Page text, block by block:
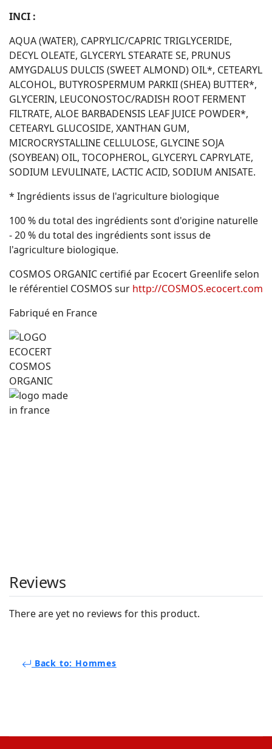
INCI :
AQUA (WATER), CAPRYLIC/CAPRIC TRIGLYCERIDE,
DECYL OLEATE, GLYCERYL STEARATE SE, PRUNUS
AMYGDALUS DULCIS (SWEET ALMOND) OIL*, CETEARYL
ALCOHOL, BUTYROSPERMUM PARKII (SHEA) BUTTER*,
GLYCERIN, LEUCONOSTOC/RADISH ROOT FERMENT
FILTRATE, ALOE BARBADENSIS LEAF JUICE POWDER*,
CETEARYL GLUCOSIDE, XANTHAN GUM,
MICROCRYSTALLINE CELLULOSE, GLYCINE SOJA
(SOYBEAN) OIL, TOCOPHEROL, GLYCERYL CAPRYLATE,
SODIUM LEVULINATE, LACTIC ACID, SODIUM ANISATE.
* Ingrédients issus de l'agriculture biologique
100 % du total des ingrédients sont d'origine naturelle
- 20 % du total des ingrédients sont issus de
l'agriculture biologique.
COSMOS ORGANIC certifié par Ecocert Greenlife selon
le référentiel COSMOS sur http://COSMOS.ecocert.com
Fabriqué en France
Reviews
There are yet no reviews for this product.
Back to: Hommes